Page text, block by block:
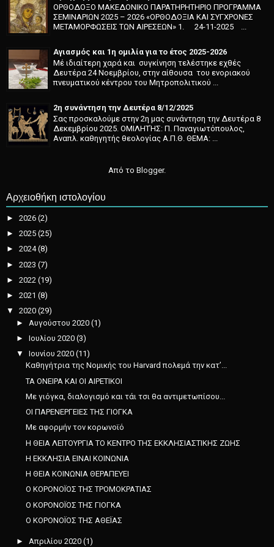
ΟΡΘΟΔΟΞΟ ΜΑΚΕΔΟΝΙΚΟ ΠΑΡΑΤΗΡΗΤΗΡΙΟ ΠΡΟΓΡΑΜΜΑ
ΣΕΜΙΝΑΡΙΩΝ 2025 – 2026 «ΟΡΘΟΔΟΞΙΑ ΚΑΙ ΣΥΓΧΡΟΝΕΣ
ΜΕΤΑΜΟΡΦΩΣΕΙΣ ΤΩΝ ΑΙΡΕΣΕΩΝ» 1. 24-11-2025 ...
Αγιασμός και 1η ομιλία για το έτος 2025-2026
Μέ ιδιαίτερη χαρά και συγκί­νηση τελέστηκε εχθές
Δευτέρα 24 Νοεμβρίου, στην αίθουσα του ενοριακού
πνευματικού κέντρου του Μητροπολιτικού ...
2η συνάντηση την Δευτέρα 8/12/2025
Σας προσκαλούμε στην 2η μας συνάντηση την Δευτέρα 8
Δεκεμβρίου 2025. ΟΜΙΛΗΤΉΣ: Π. Παναγιωτόπουλος,
Αναπλ. καθηγητής θεολογίας Α.Π.Θ. ΘΕΜΑ: ...
Από το Blogger.
Αρχειοθήκη ιστολογίου
► 2026 (2)
► 2025 (25)
► 2024(8)
► 2023 (7)
► 2022 (19)
► 2021 (8)
▼ 2020 (29)
► Αυγούστου 2020 (1)
► Ιουλίου 2020 (3)
▼ Ιουνίου 2020 (11)
Καθηγήτρια της Νομικής του Harvard πολεμά την κατ’...
ΤΑ ΟΝΕΙΡΑ ΚΑΙ ΟΙ ΑΙΡΕΤΙΚΟΙ
Με γιόγκα, διαλογισμό και τάι τσι θα αντιμετωπίσου...
ΟΙ ΠΑΡΕΝΕΡΓΕΙΕΣ ΤΗΣ ΓΙΟΓΚΑ
Με αφορμήν τον κορωνοϊό
Η ΘΕΙΑ ΛΕΙΤΟΥΡΓΙΑ ΤΟ ΚΕΝΤΡΟ ΤΗΣ ΕΚΚΛΗΣΙΑΣΤΙΚΗΣ ΖΩΗΣ
Η ΕΚΚΛΗΣΙΑ ΕΙΝΑΙ ΚΟΙΝΩΝΙΑ
Η ΘΕΙΑ ΚΟΙΝΩΝΙΑ ΘΕΡΑΠΕΥΕΙ
Ο ΚΟΡΟΝΟΪΟΣ ΤΗΣ ΤΡΟΜΟΚΡΑΤΙΑΣ
Ο ΚΟΡΟΝΟΪΟΣ ΤΗΣ ΓΙΟΓΚΑ
Ο ΚΟΡΟΝΟΪΟΣ ΤΗΣ ΑΘΕΪΑΣ
► Απριλίου 2020 (1)